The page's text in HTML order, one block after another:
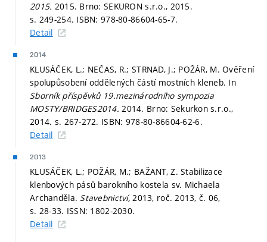
2015. 2015. Brno: SEKURON s.r.o., 2015.
s. 249-254. ISBN: 978-80-86604-65-7.
Detail
2014
KLUSÁČEK, L.; NEČAS, R.; STRNAD, J.; POŽÁR, M. Ověření
spolupůsobení oddělených částí mostních kleneb. In
Sborník příspěvků 19.mezinárodního sympozia
MOSTY/BRIDGES2014.2014. Brno: Sekurkon s.r.o.,
2014. s. 267-272. ISBN: 978-80-86604-62-6.
Detail
2013
KLUSÁČEK, L.; POŽÁR, M.; BAŽANT, Z. Stabilizace
klenbových pásů barokního kostela sv. Michaela
Archanděla. Stavebnictví,2013, roč. 2013, č. 06,
s. 28-33. ISSN: 1802-2030.
Detail